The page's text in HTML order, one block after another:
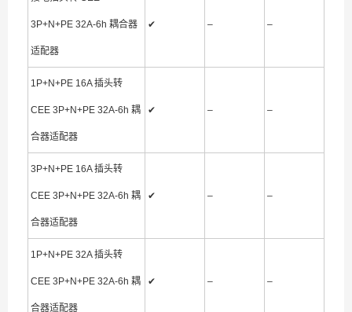
3P+N+PE 32A-6h 耦合器
适配器
✔ – –
1P+N+PE 16A 插头转
CEE 3P+N+PE 32A-6h 耦
合器适配器
✔ – –
3P+N+PE 16A 插头转
CEE 3P+N+PE 32A-6h 耦
合器适配器
✔ – –
1P+N+PE 32A 插头转
CEE 3P+N+PE 32A-6h 耦
合器适配器
✔ – –